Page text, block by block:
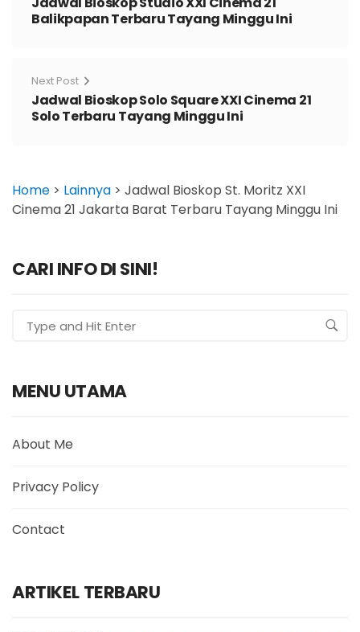
Balikpapan Terbaru Tayang Minggu Ini
Next Post
Jadwal Bioskop Solo Square XXI Cinema 21
Solo Terbaru Tayang Minggu Ini
Home > Lainnya > Jadwal Bioskop St. Moritz XXI
Cinema 21 Jakarta Barat Terbaru Tayang Minggu Ini
CARI INFO DI SINI!
MENU UTAMA
About Me
Privacy Policy
Contact
ARTIKEL TERBARU